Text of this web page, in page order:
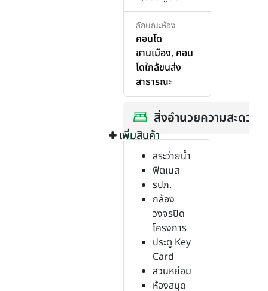
เพิ่มสินค้า
เพิ่มสินค้า
ลักษณะห้อง
คอนโด
ชานเมือง, คอน
โดใกล้ขนส่ง
สาธารณะ
สิ่งอำนวยความสะดวก
สระว่ายน้ำ
ฟิตเนส
รปภ.
กล้อง
วงจรปิด
โครงการ
ประตู Key
Card
สวนหย่อม
ห้องสมุด